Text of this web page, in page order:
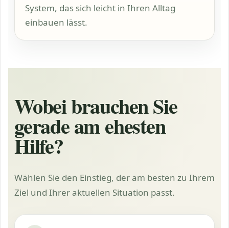
System, das sich leicht in Ihren Alltag
einbauen lässt.
Wobei brauchen Sie
gerade am ehesten
Hilfe?
Wählen Sie den Einstieg, der am besten zu Ihrem
Ziel und Ihrer aktuellen Situation passt.